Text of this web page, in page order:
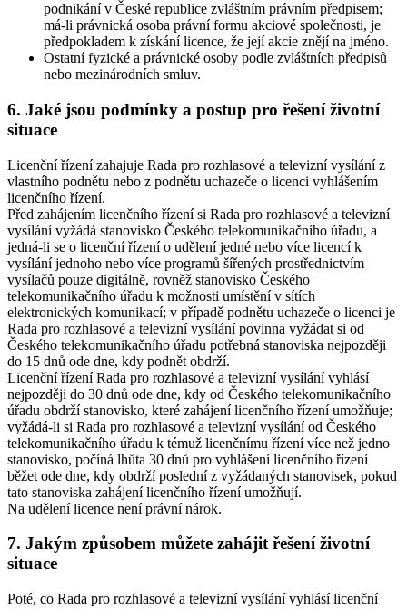
podnikání v České republice zvláštním právním předpisem;
má-li právnická osoba právní formu akciové společnosti, je
předpokladem k získání licence, že její akcie znějí na jméno.
Ostatní fyzické a právnické osoby podle zvláštních předpisů
nebo mezinárodních smluv.
6. Jaké jsou podmínky a postup pro řešení životní
situace
Licenční řízení zahajuje Rada pro rozhlasové a televizní vysílání z
vlastního podnětu nebo z podnětu uchazeče o licenci vyhlášením
licenčního řízení.
Před zahájením licenčního řízení si Rada pro rozhlasové a televizní
vysílání vyžádá stanovisko Českého telekomunikačního úřadu, a
jedná-li se o licenční řízení o udělení jedné nebo více licencí k
vysílání jednoho nebo více programů šířených prostřednictvím
vysílačů pouze digitálně, rovněž stanovisko Českého
telekomunikačního úřadu k možnosti umístění v sítích
elektronických komunikací; v případě podnětu uchazeče o licenci je
Rada pro rozhlasové a televizní vysílání povinna vyžádat si od
Českého telekomunikačního úřadu potřebná stanoviska nejpozději
do 15 dnů ode dne, kdy podnět obdrží.
Licenční řízení Rada pro rozhlasové a televizní vysílání vyhlásí
nejpozději do 30 dnů ode dne, kdy od Českého telekomunikačního
úřadu obdrží stanovisko, které zahájení licenčního řízení umožňuje;
vyžádá-li si Rada pro rozhlasové a televizní vysílání od Českého
telekomunikačního úřadu k témuž licenčnímu řízení více než jedno
stanovisko, počíná lhůta 30 dnů pro vyhlášení licenčního řízení
běžet ode dne, kdy obdrží poslední z vyžádaných stanovisek, pokud
tato stanoviska zahájení licenčního řízení umožňují.
Na udělení licence není právní nárok.
7. Jakým způsobem můžete zahájit řešení životní
situace
Poté, co Rada pro rozhlasové a televizní vysílání vyhlásí licenční